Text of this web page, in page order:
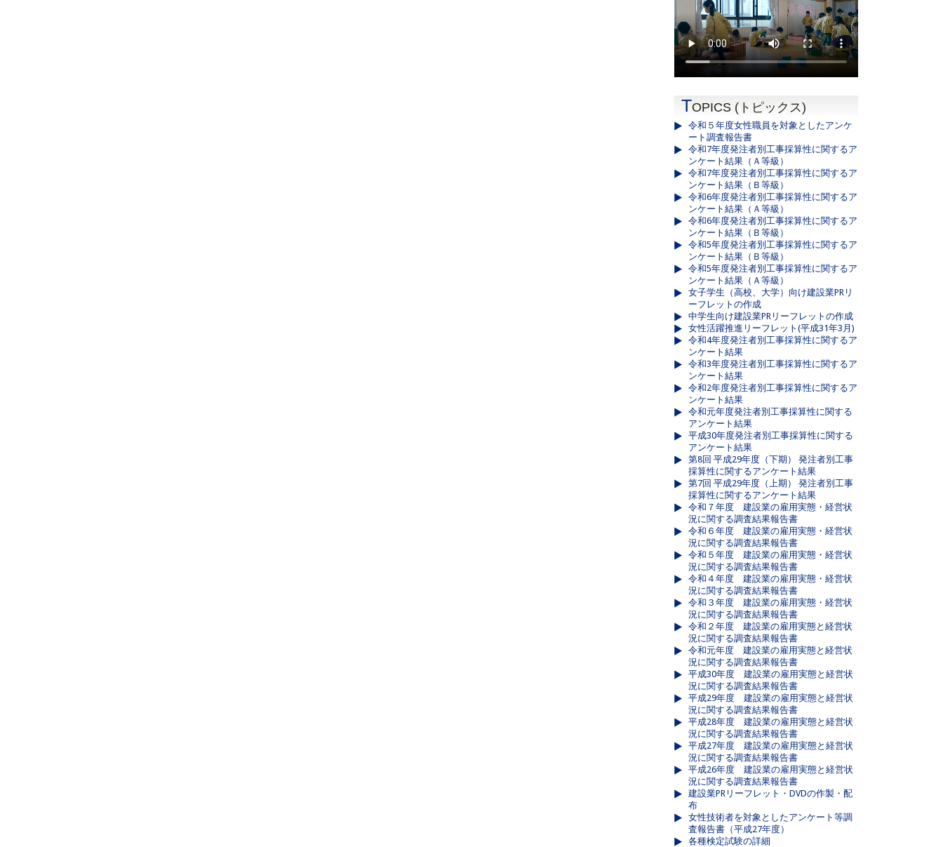
TOPICS (トピックス)
令和５年度女性職員を対象としたアンケ
ート調査報告書
令和7年度発注者別工事採算性に関するア
ンケート結果（Ａ等級）
令和7年度発注者別工事採算性に関するア
ンケート結果（Ｂ等級）
令和6年度発注者別工事採算性に関するア
ンケート結果（Ａ等級）
令和6年度発注者別工事採算性に関するア
ンケート結果（Ｂ等級）
令和5年度発注者別工事採算性に関するア
ンケート結果（Ｂ等級）
令和5年度発注者別工事採算性に関するア
ンケート結果（Ａ等級）
女子学生（高校、大学）向け建設業PRリ
ーフレットの作成
中学生向け建設業PRリーフレットの作成
女性活躍推進リーフレット(平成31年3月)
令和4年度発注者別工事採算性に関するア
ンケート結果
令和3年度発注者別工事採算性に関するア
ンケート結果
令和2年度発注者別工事採算性に関するア
ンケート結果
令和元年度発注者別工事採算性に関する
アンケート結果
平成30年度発注者別工事採算性に関する
アンケート結果
第8回 平成29年度（下期） 発注者別工事
採算性に関するアンケート結果
第7回 平成29年度（上期） 発注者別工事
採算性に関するアンケート結果
令和７年度 建設業の雇用実態・経営状
況に関する調査結果報告書
令和６年度 建設業の雇用実態・経営状
況に関する調査結果報告書
令和５年度 建設業の雇用実態・経営状
況に関する調査結果報告書
令和４年度 建設業の雇用実態・経営状
況に関する調査結果報告書
令和３年度 建設業の雇用実態・経営状
況に関する調査結果報告書
令和２年度 建設業の雇用実態と経営状
況に関する調査結果報告書
令和元年度 建設業の雇用実態と経営状
況に関する調査結果報告書
平成30年度 建設業の雇用実態と経営状
況に関する調査結果報告書
平成29年度 建設業の雇用実態と経営状
況に関する調査結果報告書
平成28年度 建設業の雇用実態と経営状
況に関する調査結果報告書
平成27年度 建設業の雇用実態と経営状
況に関する調査結果報告書
平成26年度 建設業の雇用実態と経営状
況に関する調査結果報告書
建設業PRリーフレット・DVDの作製・配
布
女性技術者を対象としたアンケート等調
査報告書（平成27年度）
各種検定試験の詳細